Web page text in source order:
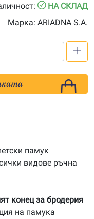
НА СКЛАД
Марка: ARIADNA S.A.
памук
видове ръчна
конец за бродерия
на памука